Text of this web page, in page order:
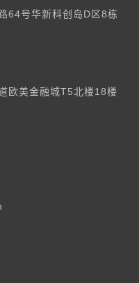
64号华新科创岛D区8栋
欧美金融城T5北楼18楼